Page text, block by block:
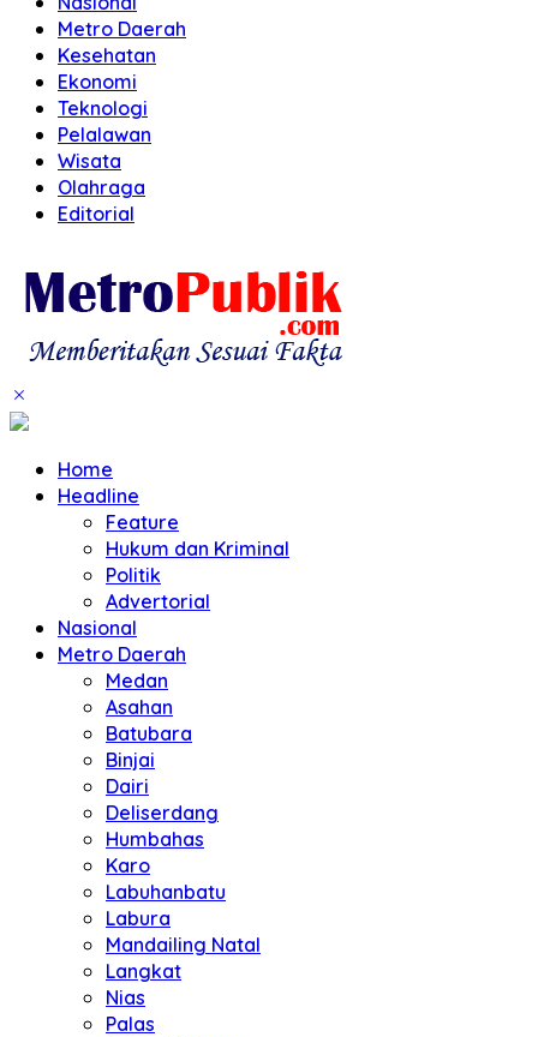
Metro Daerah
Kesehatan
Ekonomi
Teknologi
Pelalawan
Wisata
Olahraga
Editorial
Home
Headline
Feature
Hukum dan Kriminal
Politik
Advertorial
Nasional
Metro Daerah
Medan
Asahan
Batubara
Binjai
Dairi
Deliserdang
Humbahas
Karo
Labuhanbatu
Labura
Mandailing Natal
Langkat
Nias
Palas